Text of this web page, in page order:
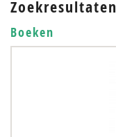
Zoekresultaten
Boeken